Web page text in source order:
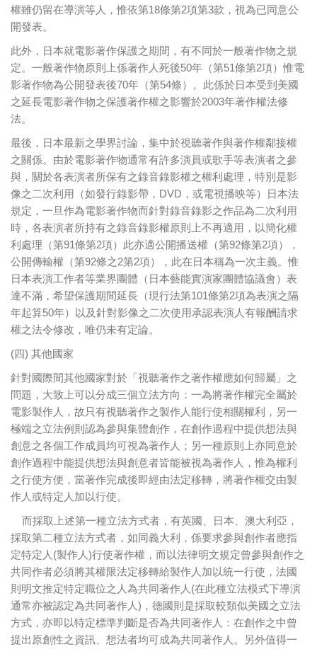
權雖仍留在導演等人，惟依第18條第2項第3款，視為已同意公
開發表。
此外，日本就電影著作保護之期間，有不同於一般著作物之規
定。一般著作物原則上係著作人死後50年（第51條第2項）惟電
影著作物為公開發表後70年（第54條）。此係於日本受到美國
之延長電影著作物之保護著作權之影響於2003年著作權法修
法。
最後，日本最新之學界討論，集中於視聽著作與著作權鄰接權
之關係。由於電影著作物通常有許多演員或歌手等表演者之參
與，關於各表演者所保有之錄音錄影權之權利處理，特別是影
像之二次利用（如發行錄影帶，DVD，或電視播映等）日本法
規定，一旦作為電影著作物而針對錄音錄影之作品為二次利用
時，各表演者所持有之錄音錄影權原則上不再適用，以簡化權
利處理（第91條第2項）此亦適公開播送權（第92條第2項），
公開傳輸權（第92條之2第2項），此在日本稱為一次主義。惟
日本表演工作者等業界團體（日本藝能實演家團體協議會）表
達不滿，希望保護期間延長（現行法第101條第2項為表演之隔
年起算50年）以及針對影像之二次使用承認表演人有報酬請求
權之法令修改，唯仍未有定論。
(四) 其他國家
針對國際間其他國家對於「視聽著作之著作權應如何歸屬」之
問題，大致上可以分成三個立法方向：一為將著作權完全屬於
電影製作人，故只有視聽著作之製作人能行使相關權利，另一
極端之立法例則認為參與集體創作，在創作過程中提供想法與
創意之各個工作成員均可視為著作人；另一種原則上亦同意於
創作過程中能提供想法與創意者皆能被視為著作人，惟為權利
之行使方便，當著作完成後即經由法定移轉，將著作權交由製
作人或特定人加以行使。
而採取上述第一種立法方式者，有英國、日本、澳大利亞，
採取第二種立法方式者，如同義大利，係要求參與創作者應指
定特定人(製作人)行使著作權，而以法律明文規定曾參與創作之
共同作者必須將其權限法定移轉給製作人加以統一行使，法國
則明文推定特定職位之人為共同著作人(在此種立法模式下導演
通常亦被認定為共同著作人)，德國則是採取較類似美國之立法
方式，亦即以特定標準判斷是否為共同著作人：在創作之中曾
提出原創性之資訊、想法者均可成為共同著作人。另外值得一